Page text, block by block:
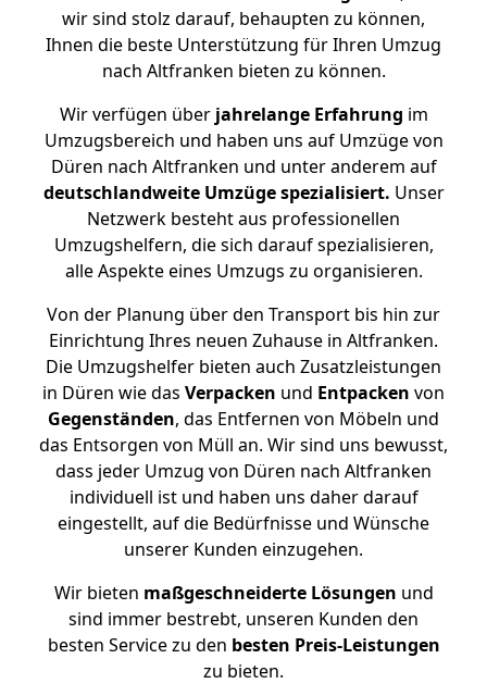
wir sind stolz darauf, behaupten zu können,
Ihnen die beste Unterstützung für Ihren Umzug
nach Altfranken bieten zu können.
Wir verfügen überjahrelange Erfahrung im
Umzugsbereich und haben uns auf Umzüge von
Düren nach Altfranken und unter anderem auf
deutschlandweite Umzüge spezialisiert. Unser
Netzwerk besteht aus professionellen
Umzugshelfern, die sich darauf spezialisieren,
alle Aspekte eines Umzugs zu organisieren.
Von der Planung über den Transport bis hin zur
Einrichtung Ihres neuen Zuhause in Altfranken.
Die Umzugshelfer bieten auch Zusatzleistungen
in Düren wie das Verpacken und Entpacken von
Gegenständen, das Entfernen von Möbeln und
das Entsorgen von Müll an. Wir sind uns bewusst,
dass jeder Umzug von Düren nach Altfranken
individuell ist und haben uns daher darauf
eingestellt, auf die Bedürfnisse und Wünsche
unserer Kunden einzugehen.
Wir bieten maßgeschneiderte Lösungen und
sind immer bestrebt, unseren Kunden den
besten Service zu den besten Preis-Leistungen
zu bieten.